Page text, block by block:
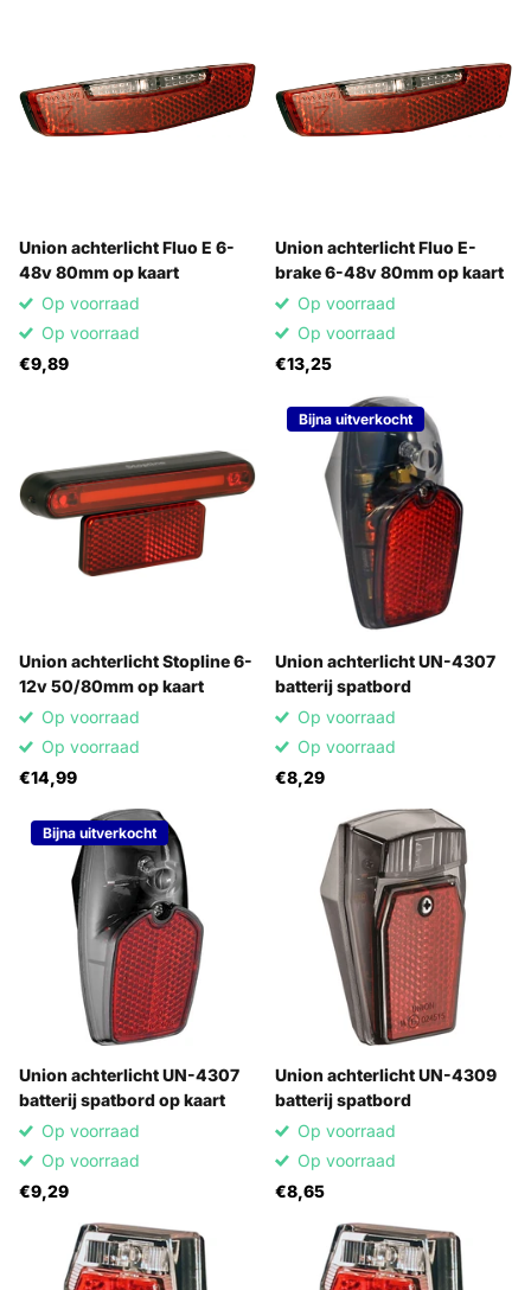
Union achterlicht Fluo E 6-
48v 80mm op kaart
Op voorraad
Op voorraad
€9,89
Union achterlicht Fluo E-
brake 6-48v 80mm op kaart
Op voorraad
Op voorraad
€13,25
Union achterlicht Stopline 6-
12v 50/80mm op kaart
Op voorraad
Op voorraad
€14,99
Bijna uitverkocht
Union achterlicht UN-4307
batterij spatbord
Op voorraad
Op voorraad
€8,29
Bijna uitverkocht
Union achterlicht UN-4307
batterij spatbord op kaart
Op voorraad
Op voorraad
€9,29
Union achterlicht UN-4309
batterij spatbord
Op voorraad
Op voorraad
€8,65